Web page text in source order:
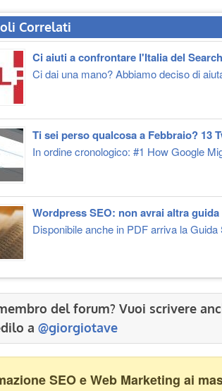
Correlati
Ci aiuti a confrontare l'Italia del
Ci dai una mano? Abbiamo deciso di
Ti sei perso qualcosa a Febbraio? 13
In ordine cronologico: #1 How Google
Wordpress SEO: non avrai altra
Disponibile anche in PDF arriva la Guida
del forum? Vuoi scrivere
a @giorgiotave
SEO e Web Marketing ai